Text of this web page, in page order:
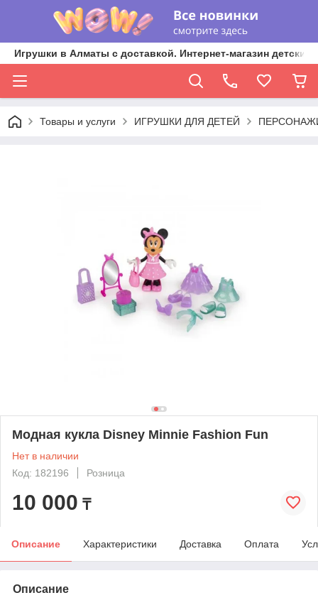
Игрушки в Алматы с доставкой. Интернет-магазин
Товары и услуги ИГРУШКИ ДЛЯ ДЕТЕЙ
Модная кукла Disney Minnie Fashion Fun
Нет в наличии
Код: 182196
Розница
10 000 ₸
Описание Характеристики Доставка Оплата
Описание